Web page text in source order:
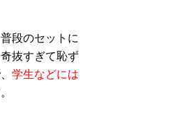
段のセットに
抜すぎて恥ず
学生などには